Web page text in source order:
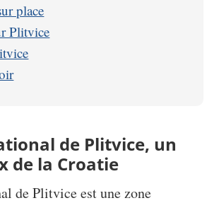
place
Plitvice
de Plitvice, un
de la Croatie
de Plitvice est une zone